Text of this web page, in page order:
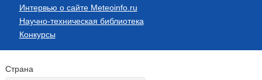
Интервью о сайте Meteoinfo.ru
Научно-техническая библиотека
Конкурсы
Страна